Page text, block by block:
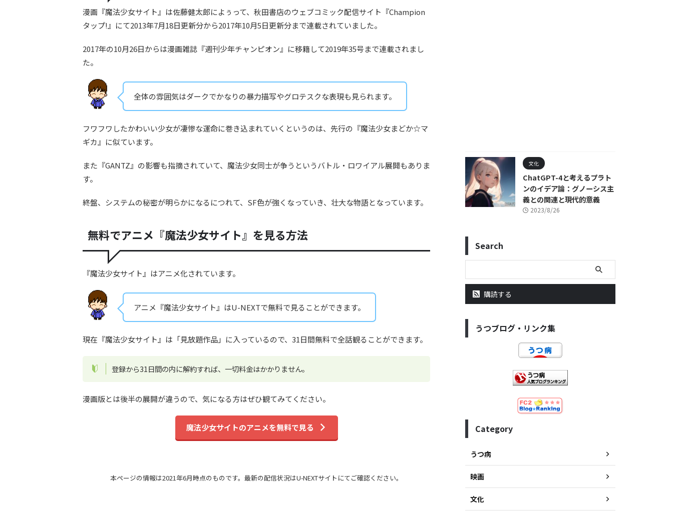
漫画『魔法少女サイト』は佐藤健太郎によぅって、秋田書店のウェブコミック配信サイト『Champion
タップ!』にて2013年7月18日更新分から2017年10月5日更新分まで連載されていました。
2017年の10月26日からは漫画雑誌『週刊少年チャンピオン』に移籍して2019年35号まで連載されまし
た。
全体の雰囲気はダークでかなりの暴力描写やグロテスクな表現も見られます。
フワフワしたかわいい少女が凄惨な運命に巻き込まれていくというのは、先行の『魔法少女まどか☆マ
ギカ』に似ています。
また『GANTZ』の影響も指摘されていて、魔法少女同士が争うというバトル・ロワイアル展開もありま
す。
終盤、システムの秘密が明らかになるにつれて、SF色が強くなっていき、壮大な物語となっています。
無料でアニメ『魔法少女サイト』を見る方法
『魔法少女サイト』はアニメ化されています。
アニメ『魔法少女サイト』はU-NEXTで無料で見ることができます。
現在『魔法少女サイト』は「見放題作品」に入っているので、31日間無料で全話観ることができます。
登録から31日間の内に解約すれば、一切料金はかかりません。
漫画版とは後半の展開が違うので、気になる方はぜひ観てみてください。
魔法少女サイトのアニメを無料で見る
本ページの情報は2021年6月時点のものです。最新の配信状況はU-NEXTサイトにてご確認ください。
文化
ChatGPT-4と考えるプラト
ンのイデア論：グノーシス主
義との関連と現代的意義
2023/8/26
Search
購読する
うつブログ・リンク集
Category
うつ病
映画
文化